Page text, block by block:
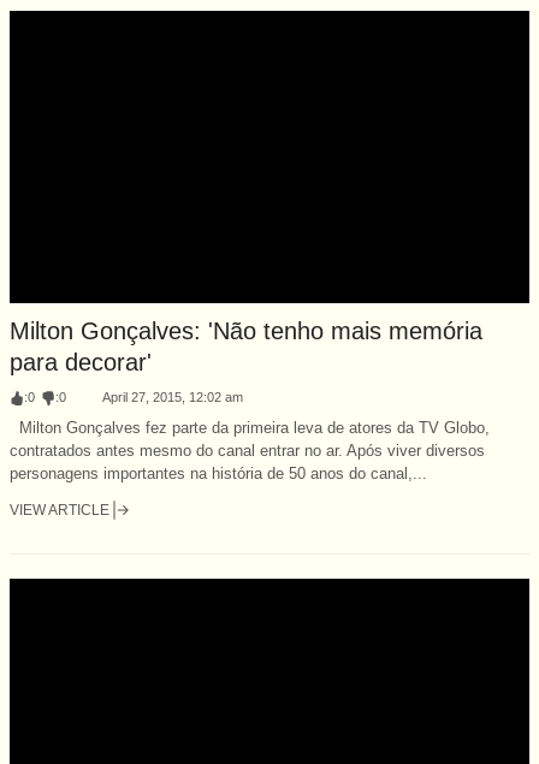
Milton Gonçalves: 'Não tenho mais memória
para decorar'
:0 :0 April 27, 2015, 12:02 am
Milton Gonçalves fez parte da primeira leva de atores da TV Globo,
contratados antes mesmo do canal entrar no ar. Após viver diversos
personagens importantes na história de 50 anos do canal,...
VIEW ARTICLE